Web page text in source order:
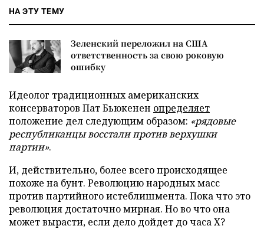
НА ЭТУ ТЕМУ
Зеленский переложил на США
ответственность за свою роковую
ошибку
Идеолог традиционных американских
консерваторов Пат Бьюкенен определяет
положение дел следующим образом: «рядовые
республиканцы восстали против верхушки
партии».
И, действительно, более всего происходящее
похоже на бунт. Революцию народных масс
против партийного истеблишмента. Пока что это
революция достаточно мирная. Но во что она
может вырасти, если дело дойдет до часа Х?